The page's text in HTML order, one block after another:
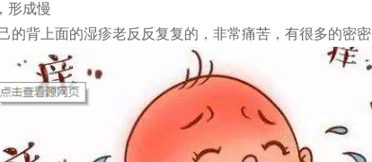
形成慢
的背上面的湿疹老反反复复的，非常痛苦，有很多的密密